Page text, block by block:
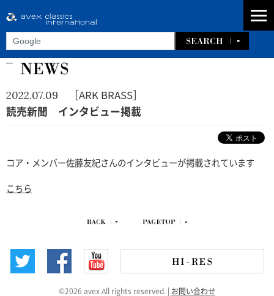
2022.07.09 ［ARK BRASS］
読売新聞 インタビュー掲載
コア・メンバー佐藤友紀さんのインタビューが掲載されています
こちら
©2026 avex All rights reserved. お問い合わせ